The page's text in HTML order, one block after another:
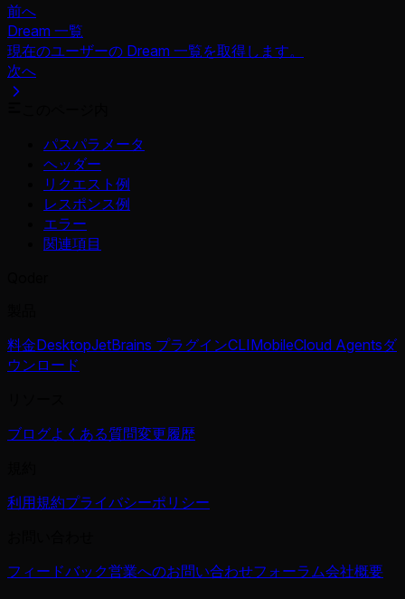
前へ
Dream 一覧
現在のユーザーの Dream 一覧を取得します。
次へ
パスパラメータ
ヘッダー
リクエスト例
レスポンス例
エラー
関連項目
料金DesktopJetBrains プラグインCLIMobileCloud Agentsダ
ウンロード
ブログよくある質問変更履歴
利用規約プライバシーポリシー
フィードバック営業へのお問い合わせフォーラム会社概要